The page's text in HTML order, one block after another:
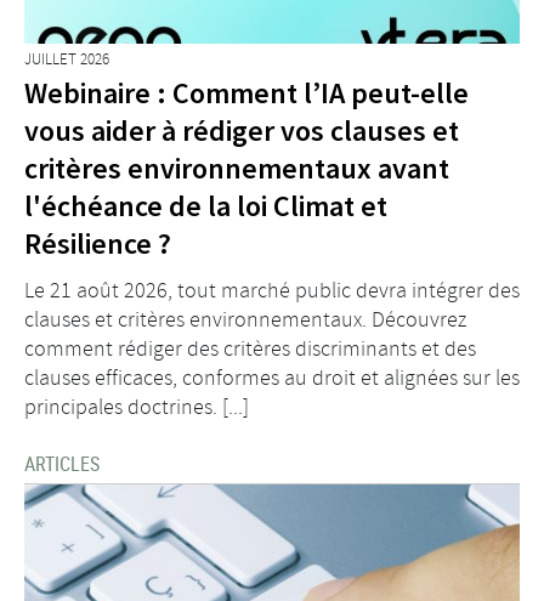
JUILLET 2026
Webinaire : Comment l’IA peut-elle
vous aider à rédiger vos clauses et
critères environnementaux avant
l'échéance de la loi Climat et
Résilience ?
Le 21 août 2026, tout marché public devra intégrer des
clauses et critères environnementaux. Découvrez
comment rédiger des critères discriminants et des
clauses efficaces, conformes au droit et alignées sur les
principales doctrines. [...]
ARTICLES